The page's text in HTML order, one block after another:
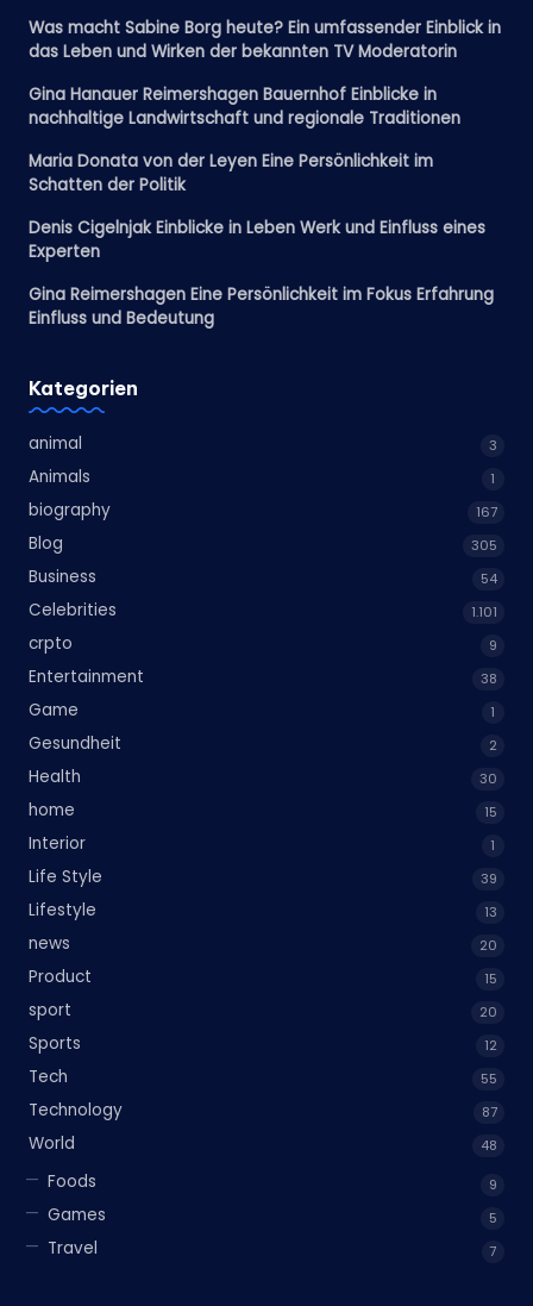
Was macht Sabine Borg heute? Ein umfassender Einblick in
das Leben und Wirken der bekannten TV Moderatorin
Gina Hanauer Reimershagen Bauernhof Einblicke in
nachhaltige Landwirtschaft und regionale Traditionen
Maria Donata von der Leyen Eine Persönlichkeit im
Schatten der Politik
Denis Cigelnjak Einblicke in Leben Werk und Einfluss eines
Experten
Gina Reimershagen Eine Persönlichkeit im Fokus Erfahrung
Einfluss und Bedeutung
Kategorien
animal 3
Animals 1
biography 167
Blog 305
Business 54
Celebrities 1.101
crpto 9
Entertainment 38
Game 1
Gesundheit 2
Health 30
home 15
Interior 1
Life Style 39
Lifestyle 13
news 20
Product 15
sport 20
Sports 12
Tech 55
Technology 87
World 48
Foods 9
Games 5
Travel 7